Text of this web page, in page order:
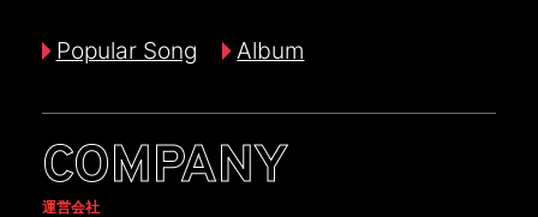
Popular Song Album
COMPANY
運営会社